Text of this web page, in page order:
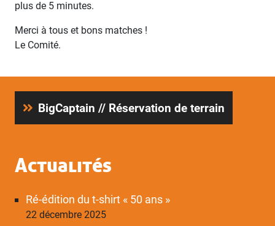
plus de 5 minutes.
Merci à tous et bons matches !
Le Comité.
BigCaptain // Réservation de terrain
Actualités
Ré-édition du t-shirt « 50 ans »
22 décembre 2025